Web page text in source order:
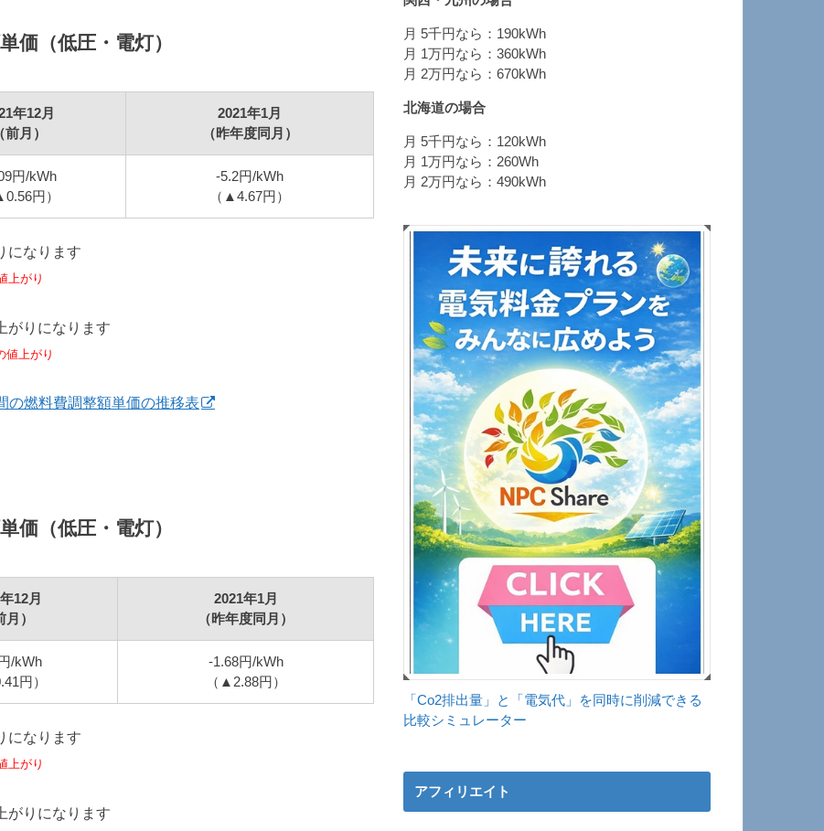
価（低圧・電灯）
年12月
（前月）
2021年1月
（昨年度同月）
円/kWh
円）
-5.2円/kWh
（▲4.67円）
になります
上がり
がりになります
値上がり
の燃料費調整額単価の推移表
価（低圧・電灯）
12月
月）
2021年1月
（昨年度同月）
/kWh
円）
-1.68円/kWh
（▲2.88円）
になります
上がり
がりになります
月 5千円なら：190kWh
月 1万円なら：360kWh
月 2万円なら：670kWh
北海道の場合
月 5千円なら：120kWh
月 1万円なら：260Wh
月 2万円なら：490kWh
「Co2排出量」と「電気代」を同時に削減できる
比較シミュレーター
アフィリエイト